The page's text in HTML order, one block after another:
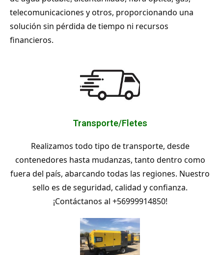
telecomunicaciones y otros, proporcionando una
solución sin pérdida de tiempo ni recursos
financieros.
Transporte/Fletes
Realizamos todo tipo de transporte, desde
contenedores hasta mudanzas, tanto dentro como
fuera del país, abarcando todas las regiones. Nuestro
sello es de seguridad, calidad y confianza.
¡Contáctanos al +56999914850!